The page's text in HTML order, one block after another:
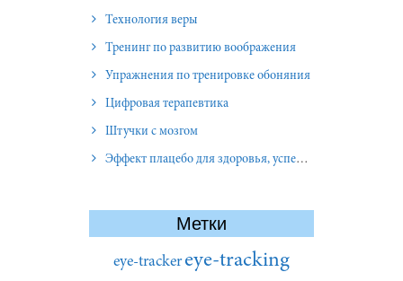
Технология веры
Тренинг по развитию воображения
Упражнения по тренировке обоняния
Цифровая терапевтика
Штучки с мозгом
Эффект плацебо для здоровья, успеха и отношений
Метки
eye-tracker eye-tracking